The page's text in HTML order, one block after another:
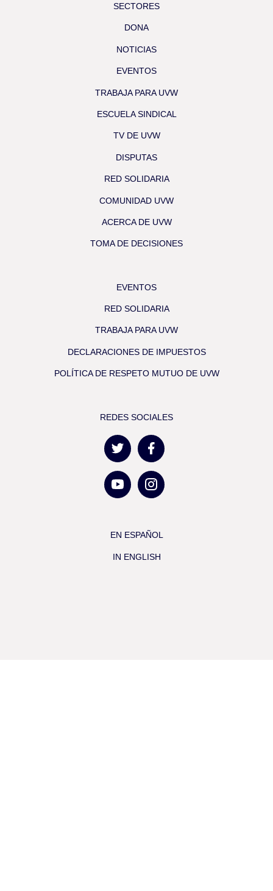
SECTORES
DONA
NOTICIAS
EVENTOS
TRABAJA PARA UVW
ESCUELA SINDICAL
TV DE UVW
DISPUTAS
RED SOLIDARIA
COMUNIDAD UVW
ACERCA DE UVW
TOMA DE DECISIONES
EVENTOS
RED SOLIDARIA
TRABAJA PARA UVW
DECLARACIONES DE IMPUESTOS
POLÍTICA DE RESPETO MUTUO DE UVW
REDES SOCIALES
EN ESPAÑOL
IN ENGLISH